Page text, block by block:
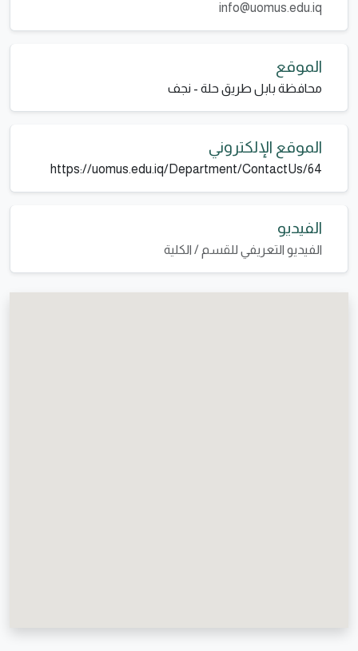
info@uomus.edu.iq
الموقع
محافظة بابل طريق حلة - نجف
الموقع الإلكتروني
https://uomus.edu.iq/Department/ContactUs/64
الفيديو
الفيديو التعريفي للقسم / الكلية